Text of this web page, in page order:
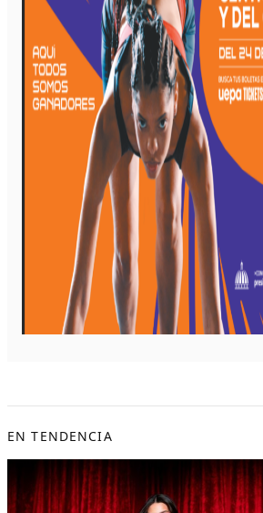
EN TENDENCIA